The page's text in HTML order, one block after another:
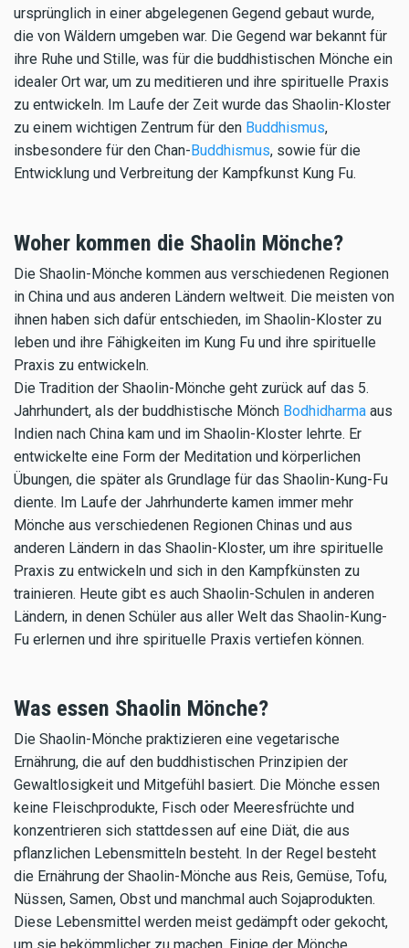
ursprünglich in einer abgelegenen Gegend gebaut wurde,
die von Wäldern umgeben war. Die Gegend war bekannt für
ihre Ruhe und Stille, was für die buddhistischen Mönche ein
idealer Ort war, um zu meditieren und ihre spirituelle Praxis
zu entwickeln. Im Laufe der Zeit wurde das Shaolin-Kloster
zu einem wichtigen Zentrum für den Buddhismus,
insbesondere für den Chan-Buddhismus, sowie für die
Entwicklung und Verbreitung der Kampfkunst Kung Fu.
Woher kommen die Shaolin Mönche?
Die Shaolin-Mönche kommen aus verschiedenen Regionen
in China und aus anderen Ländern weltweit. Die meisten von
ihnen haben sich dafür entschieden, im Shaolin-Kloster zu
leben und ihre Fähigkeiten im Kung Fu und ihre spirituelle
Praxis zu entwickeln.
Die Tradition der Shaolin-Mönche geht zurück auf das 5.
Jahrhundert, als der buddhistische Mönch Bodhidharma aus
Indien nach China kam und im Shaolin-Kloster lehrte. Er
entwickelte eine Form der Meditation und körperlichen
Übungen, die später als Grundlage für das Shaolin-Kung-Fu
diente. Im Laufe der Jahrhunderte kamen immer mehr
Mönche aus verschiedenen Regionen Chinas und aus
anderen Ländern in das Shaolin-Kloster, um ihre spirituelle
Praxis zu entwickeln und sich in den Kampfkünsten zu
trainieren. Heute gibt es auch Shaolin-Schulen in anderen
Ländern, in denen Schüler aus aller Welt das Shaolin-Kung-
Fu erlernen und ihre spirituelle Praxis vertiefen können.
Was essen Shaolin Mönche?
Die Shaolin-Mönche praktizieren eine vegetarische
Ernährung, die auf den buddhistischen Prinzipien der
Gewaltlosigkeit und Mitgefühl basiert. Die Mönche essen
keine Fleischprodukte, Fisch oder Meeresfrüchte und
konzentrieren sich stattdessen auf eine Diät, die aus
pflanzlichen Lebensmitteln besteht. In der Regel besteht
die Ernährung der Shaolin-Mönche aus Reis, Gemüse, Tofu,
Nüssen, Samen, Obst und manchmal auch Sojaprodukten.
Diese Lebensmittel werden meist gedämpft oder gekocht,